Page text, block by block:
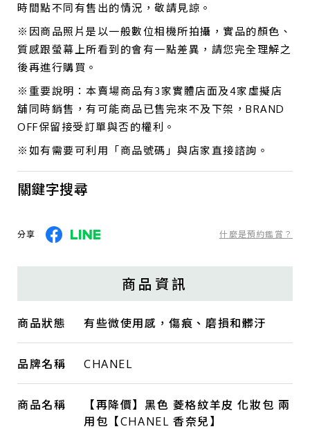
時間點不同有售出的情況，敬請見諒。
※因商品照片是以一般數位相機所拍攝，實品的顏色、
質感跟螢幕上所看到的會有一點差異，請您完全理解之
後再進行購買。
※重要說明：本賣場商品有3家實體店面及4家虛擬店
舖同時銷售，有可能商品已售完來不及下架，BRAND
OFF保留接受訂單與否的權利。
※如有需要可利用「商品號碼」與店家直接諮詢。
關鍵字搜尋
分享 什麼是預約鑑賞？
商品資訊
商品狀態 有些微使用感，傷痕、磨損和髒汙
品牌名稱 CHANEL
商品名稱
【再降價】黑色 菱格紋羊皮 化妝包 兩
用包【CHANEL 香奈兒】